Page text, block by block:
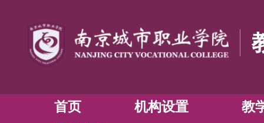
首页 机构设置